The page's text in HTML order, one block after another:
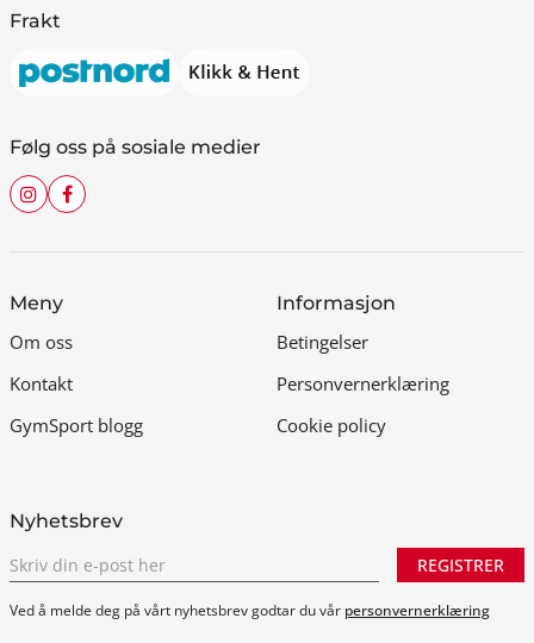
Frakt
Følg oss på sosiale medier
Meny
Om oss
Kontakt
GymSport blogg
Informasjon
Betingelser
Personvernerklæring
Cookie policy
Nyhetsbrev
REGISTRER
Ved å melde deg på vårt nyhetsbrev godtar du vår personvernerklæring